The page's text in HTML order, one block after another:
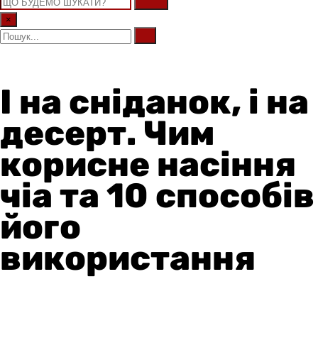
×
І на сніданок, і на
десерт. Чим
корисне насіння
чіа та 10 способів
його
використання